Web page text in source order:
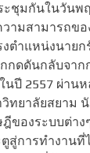
ะชุมกันในวัน
ามสามารถขอ
งตำแหน่งนาย
กดดันกลับจาก
นปี 2557 ผ่าน
ทยาลัยสยาม
ของระบบต่าง
ตูสู่การทำงาน